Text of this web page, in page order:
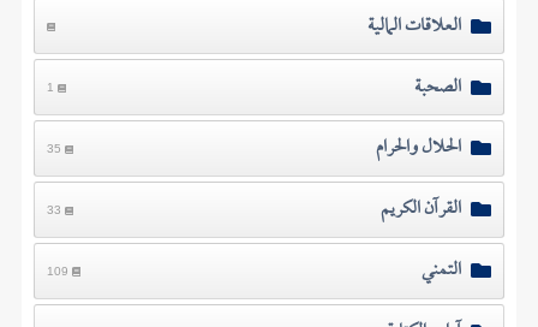
العلاقات المالية
الصحبة
1
الحلال والحرام 35
القرآن الكريم 33
التمني 109